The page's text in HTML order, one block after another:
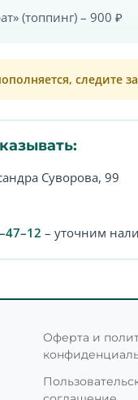
(топпинг) – 900 ₽
следите
Суворова, 99
– уточним
Оферта и